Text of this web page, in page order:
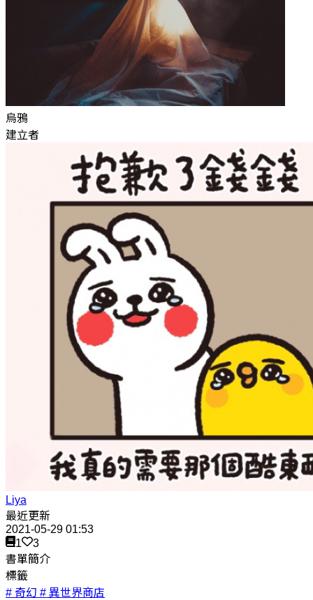
烏鴉
建立者
Liya
最近更新
2021-05-29 01:53
1
3
書單簡介
標籤
# 奇幻 # 異世界商店